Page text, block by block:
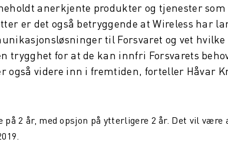
anerkjente produkter og tjenester som
er det også betryggende at Wireless har
til Forsvaret og vet
trygghet for at de kan innfri Forsvarets
også videre inn i fremtiden, forteller Håvar
på 2 år, med opsjon på ytterligere 2 år. Det vil